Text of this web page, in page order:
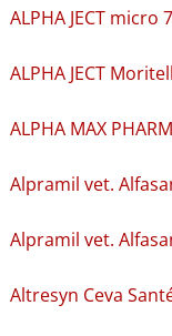
ALPHA JECT micro
ALPHA JECT
ALPHA MAX
Alpramil vet.
Alpramil vet.
Altresyn Ceva